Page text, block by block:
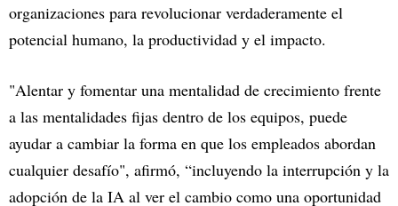
organizaciones para revolucionar verdaderamente el
potencial humano, la productividad y el impacto.
"Alentar y fomentar una mentalidad de crecimiento frente
a las mentalidades fijas dentro de los equipos, puede
ayudar a cambiar la forma en que los empleados abordan
cualquier desafío", afirmó, “incluyendo la interrupción y la
adopción de la IA al ver el cambio como una oportunidad